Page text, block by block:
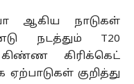
ஆகிய நாடுகள்
நடத்தும் T20
கிரிக்கெட்
குறித்து